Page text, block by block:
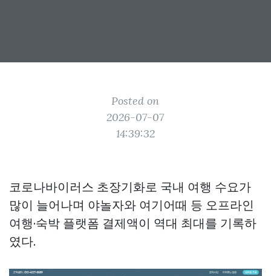
Posted on
2026-07-07
14:39:32
코로나바이러스 초장기화로 국내 여행 수요가
많이 늘어나며 야놀자와 여기어때 등 오프라인
여행·숙박 플랫폼 결제액이 역대 최대를 기록하
였다.